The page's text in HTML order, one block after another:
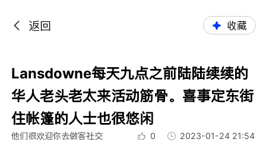
返回 收藏
Lansdowne每天九点之前陆陆续续的
华人老头老太来活动筋骨。喜事定东街
住帐篷的人士也很悠闲
他们很欢迎你去做客社交 0 2023-01-24 21:54